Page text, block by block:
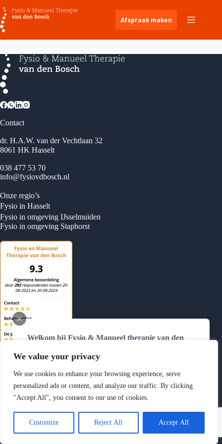
We value your privacy
We use cookies to enhance your browsing experience, serve
personalized ads or content, and analyze our traffic. By clicking
"Accept All", you consent to our use of cookies.
Customize Reject All Accept All
naar
de
inhoud
Welkom bij Fysio & Manueel therapie van den
Wij zijn telefonisch bereikbaar van
0384775370
Buiten deze tijden kunt u ons altijd mailen via
info@fysiovdbosch.nl
of uw afspraak zelf
online
inplannen.
Afspraak maken
Contact
dr. H.A.W. van der Vechtlaan 32
8061 HK Hasselt
038 477 53 70
info@fysiovdbosch.nl
Onze regio’s
Fysio in Hasselt
Fysio in omgeving IJsselmuiden
Fysio in omgeving Staphorst
Copyright © 2026 Fysio & Manueel Therapie van den Bosch
Privacyverklaring-Sitemap